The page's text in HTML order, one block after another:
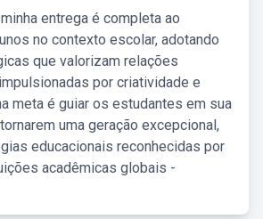
entrega é completa ao
no contexto escolar, adotando
que valorizam relações
por criatividade e
meta é guiar os estudantes em sua
uma geração excepcional,
educacionais reconhecidas por
acadêmicas globais -